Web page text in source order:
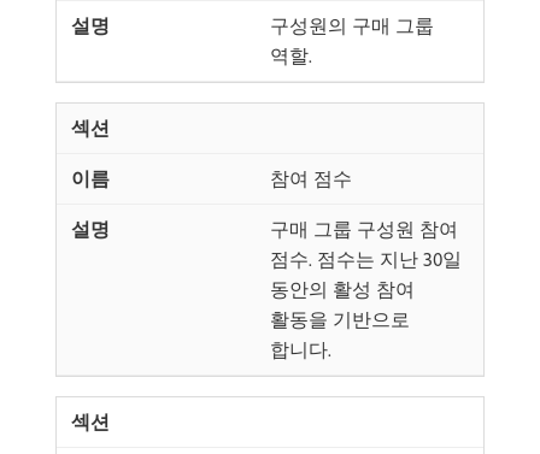
구성원의 구매 그룹
역할.
참여 점수
구매 그룹 구성원 참여
점수. 점수는 지난 30일
동안의 활성 참여
활동을 기반으로
합니다.